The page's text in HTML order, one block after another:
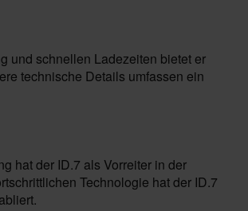
und schnellen Ladezeiten bietet er
technische Details umfassen ein
hat der ID.7 als Vorreiter in der
Technologie hat der ID.7